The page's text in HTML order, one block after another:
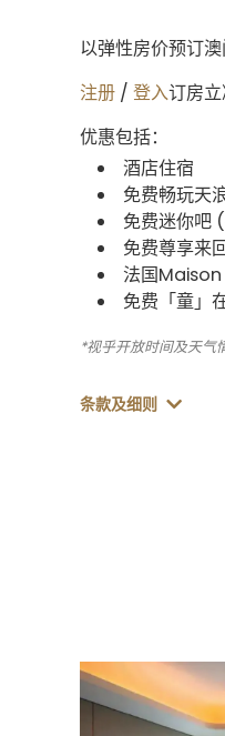
以弹性房价预订澳
注册 / 登入订房立
优惠包括：
酒店住宿
免费畅玩天
免费迷你吧
免费尊享来
法国
免费「童」
*视乎开放时间及天气
条款及细则
Learn more